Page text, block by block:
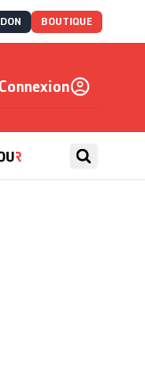
BOUTIQUE
Connexion